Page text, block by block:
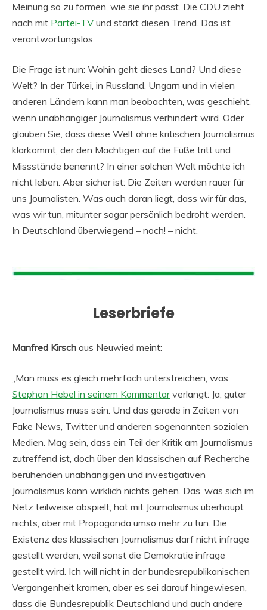
Meinung so zu formen, wie sie ihr passt. Die CDU zieht
nach mit Partei-TV und stärkt diesen Trend. Das ist
verantwortungslos.
Die Frage ist nun: Wohin geht dieses Land? Und diese
Welt? In der Türkei, in Russland, Ungarn und in vielen
anderen Ländern kann man beobachten, was geschieht,
wenn unabhängiger Journalismus verhindert wird. Oder
glauben Sie, dass diese Welt ohne kritischen Journalismus
klarkommt, der den Mächtigen auf die Füße tritt und
Missstände benennt? In einer solchen Welt möchte ich
nicht leben. Aber sicher ist: Die Zeiten werden rauer für
uns Journalisten. Was auch daran liegt, dass wir für das,
was wir tun, mitunter sogar persönlich bedroht werden.
In Deutschland überwiegend – noch! – nicht.
Leserbriefe
Manfred Kirsch aus Neuwied meint:
„Man muss es gleich mehrfach unterstreichen, was
Stephan Hebel in seinem Kommentarverlangt: Ja, guter
Journalismus muss sein. Und das gerade in Zeiten von
Fake News, Twitter und anderen sogenannten sozialen
Medien. Mag sein, dass ein Teil der Kritik am Journalismus
zutreffend ist, doch über den klassischen auf Recherche
beruhenden unabhängigen und investigativen
Journalismus kann wirklich nichts gehen. Das, was sich im
Netz teilweise abspielt, hat mit Journalismus überhaupt
nichts, aber mit Propaganda umso mehr zu tun. Die
Existenz des klassischen Journalismus darf nicht infrage
gestellt werden, weil sonst die Demokratie infrage
gestellt wird. Ich will nicht in der bundesrepublikanischen
Vergangenheit kramen, aber es sei darauf hingewiesen,
dass die Bundesrepublik Deutschland und auch andere